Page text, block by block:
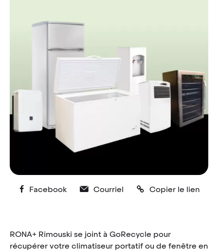
Facebook Courriel Copier le lien
RONA+ Rimouski se joint à GoRecycle pour
récupérer votre climatiseur portatif ou de fenêtre en